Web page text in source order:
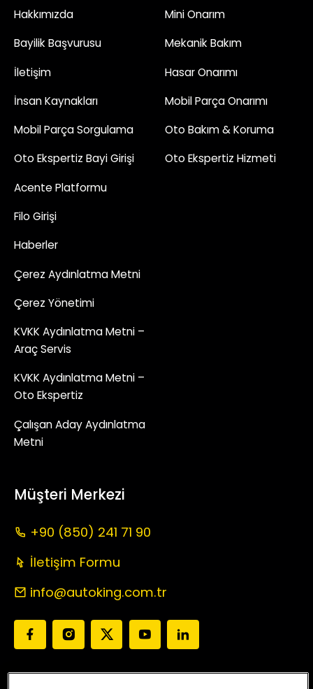
Hakkımızda
Bayilik Başvurusu
İletişim
İnsan Kaynakları
Mobil Parça Sorgulama
Oto Ekspertiz Bayi Girişi
Acente Platformu
Filo Girişi
Haberler
Çerez Aydınlatma Metni
Çerez Yönetimi
KVKK Aydınlatma Metni –
Araç Servis
KVKK Aydınlatma Metni –
Oto Ekspertiz
Çalışan Aday Aydınlatma
Metni
Mini Onarım
Mekanik Bakım
Hasar Onarımı
Mobil Parça Onarımı
Oto Bakım & Koruma
Oto Ekspertiz Hizmeti
Müşteri Merkezi
+90 (850) 241 71 90
İletişim Formu
info@autoking.com.tr